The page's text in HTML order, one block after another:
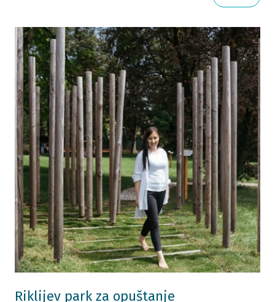
Riklijev park za opuštanje